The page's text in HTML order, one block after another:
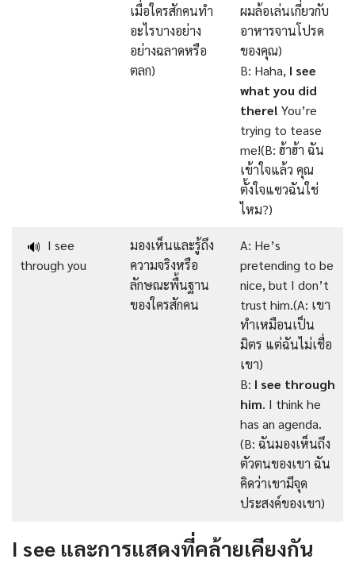
เมื่อใครสักคนทำ
อะไรบางอย่าง
อย่างฉลาดหรือ
ตลก)
ผมล้อเล่นเกี่ยวกับ
อาหารจานโปรด
ของคุณ)
B: Haha, I see
what you did
there! You’re
trying to tease
me!(B: ฮ้าฮ้า ฉัน
เข้าใจแล้ว คุณ
ตั้งใจแซวฉันใช่
ไหม?)
🔊 I see
through you
มองเห็นและรู้ถึง
ความจริงหรือ
ลักษณะพื้นฐาน
ของใครสักคน
A: He’s
pretending to be
nice, but I don’t
trust him.(A: เขา
ทำเหมือนเป็น
มิตร แต่ฉันไม่เชื่อ
เขา)
B: I see through
him. I think he
has an agenda.
(B: ฉันมองเห็นถึง
ตัวตนของเขา ฉัน
คิดว่าเขามีจุด
ประสงค์ของเขา)
I see และการแสดงที่คล้ายเคียงกัน